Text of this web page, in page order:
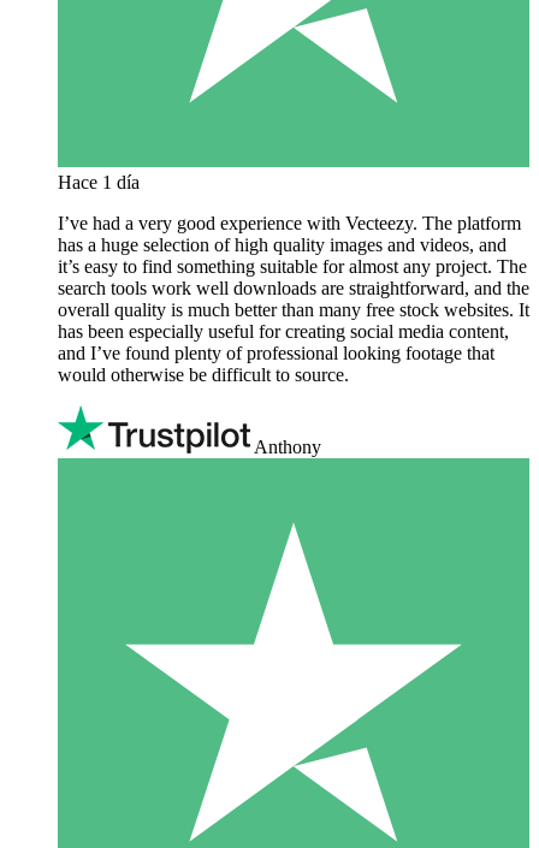
Hace 1 día
I’ve had a very good experience with Vecteezy. The platform
has a huge selection of high quality images and videos, and
it’s easy to find something suitable for almost any project. The
search tools work well downloads are straightforward, and the
overall quality is much better than many free stock websites. It
has been especially useful for creating social media content,
and I’ve found plenty of professional looking footage that
would otherwise be difficult to source.
Anthony